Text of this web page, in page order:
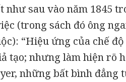
như sau vào năm 1845
(trong sách đó ông
“Hiệu ứng của chế
tạo; nhưng làm hiện rõ
những bất bình đẳng